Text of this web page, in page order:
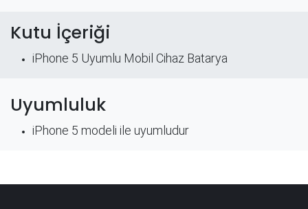
Kutu İçeriği
iPhone 5 Uyumlu Mobil Cihaz Batarya
Uyumluluk
iPhone 5 modeli ile uyumludur